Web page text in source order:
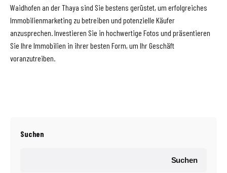
Waidhofen an der Thaya sind Sie bestens gerüstet, um erfolgreiches
Immobilienmarketing zu betreiben und potenzielle Käufer
anzusprechen. Investieren Sie in hochwertige Fotos und präsentieren
Sie Ihre Immobilien in ihrer besten Form, um Ihr Geschäft
voranzutreiben.
Suchen
Suchen